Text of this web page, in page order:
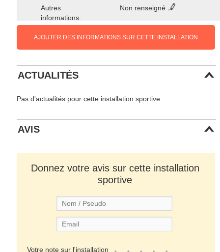
Autres
informations:
Non renseigné
AJOUTER DES INFORMATIONS SUR CETTE INSTALLATION
ACTUALITÉS
Pas d'actualités pour cette installation sportive
AVIS
Donnez votre avis sur cette installation
sportive
Votre note sur l'installation